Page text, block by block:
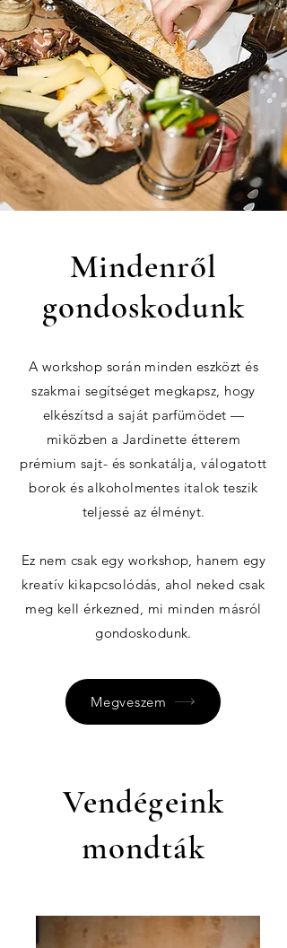
Mindenről
gondoskodunk
A workshop során minden eszközt és
szakmai segítséget megkapsz, hogy
elkészítsd a saját parfümödet —
miközben a Jardinette étterem
prémium sajt- és sonkatálja, válogatott
borok és alkoholmentes italok teszik
teljessé az élményt.
Ez nem csak egy workshop, hanem egy
kreatív kikapcsolódás, ahol neked csak
meg kell érkezned, mi minden másról
gondoskodunk.
Megveszem
Vendégeink
mondták